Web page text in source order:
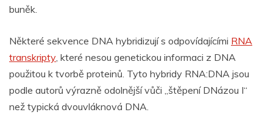
buněk.
Některé sekvence DNA hybridizují s odpovídajícími RNA
transkripty, které nesou genetickou informaci z DNA
použitou k tvorbě proteinů. Tyto hybridy RNA:DNA jsou
podle autorů výrazně odolnější vůči „štěpení DNázou I“
než typická dvouvláknová DNA.